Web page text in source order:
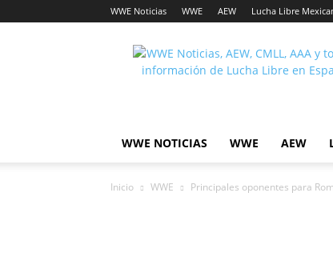
WWE Noticias WWE AEW Lucha Libre
Lucha
Noticias
WWE NOTICIAS WWE AEW
Inicio WWE Principales oponentes para